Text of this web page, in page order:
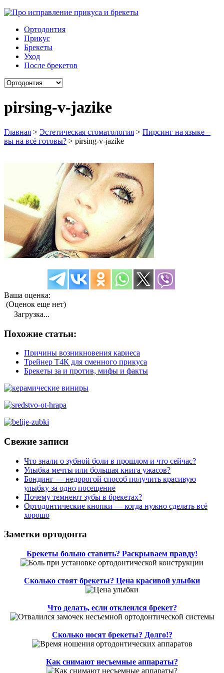
Ортодонтия
Прикус
Брекеты
Уход
После брекетов
pirsing-v-jazike
Главная > Эстетическая стоматология > Пирсинг на языке –
вы на всё готовы? > pirsing-v-jazike
Ваша оценка:
(Оценок еще нет)
Загрузка...
Похожие статьи:
Причины возникновения кариеса
Трейнер Т4К для сменного прикуса
Брекеты за и против, мифы и факты
Свежие записи
Что знали о зубной боли в прошлом и что сейчас?
Улыбка мечты или большая книга ужасов?
Бондинг — недорогой способ получить красивую
улыбку за одно посещение
Почему темнеют зубы в брекетах?
Ортодонтические кнопки — когда нужно сделать всё
хорошо
Заметки ортодонта
Брекеты больно ставить? Раскрываем правду!
Сколько стоят брекеты? Цена красивой улыбки
Что делать, если отклеился брекет?
Сколько носят брекеты? Долго!?
Как снимают несъемные аппараты?